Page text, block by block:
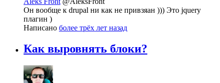
Он вообще к drupal ни как не привзяан ))) Это jquery
плагин )
Написано более трёх лет назад
Как выровнять блоки?